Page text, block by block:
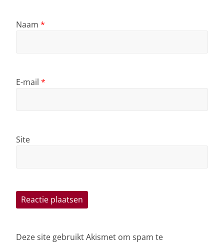
Naam *
E-mail *
Site
Deze site gebruikt Akismet om spam te